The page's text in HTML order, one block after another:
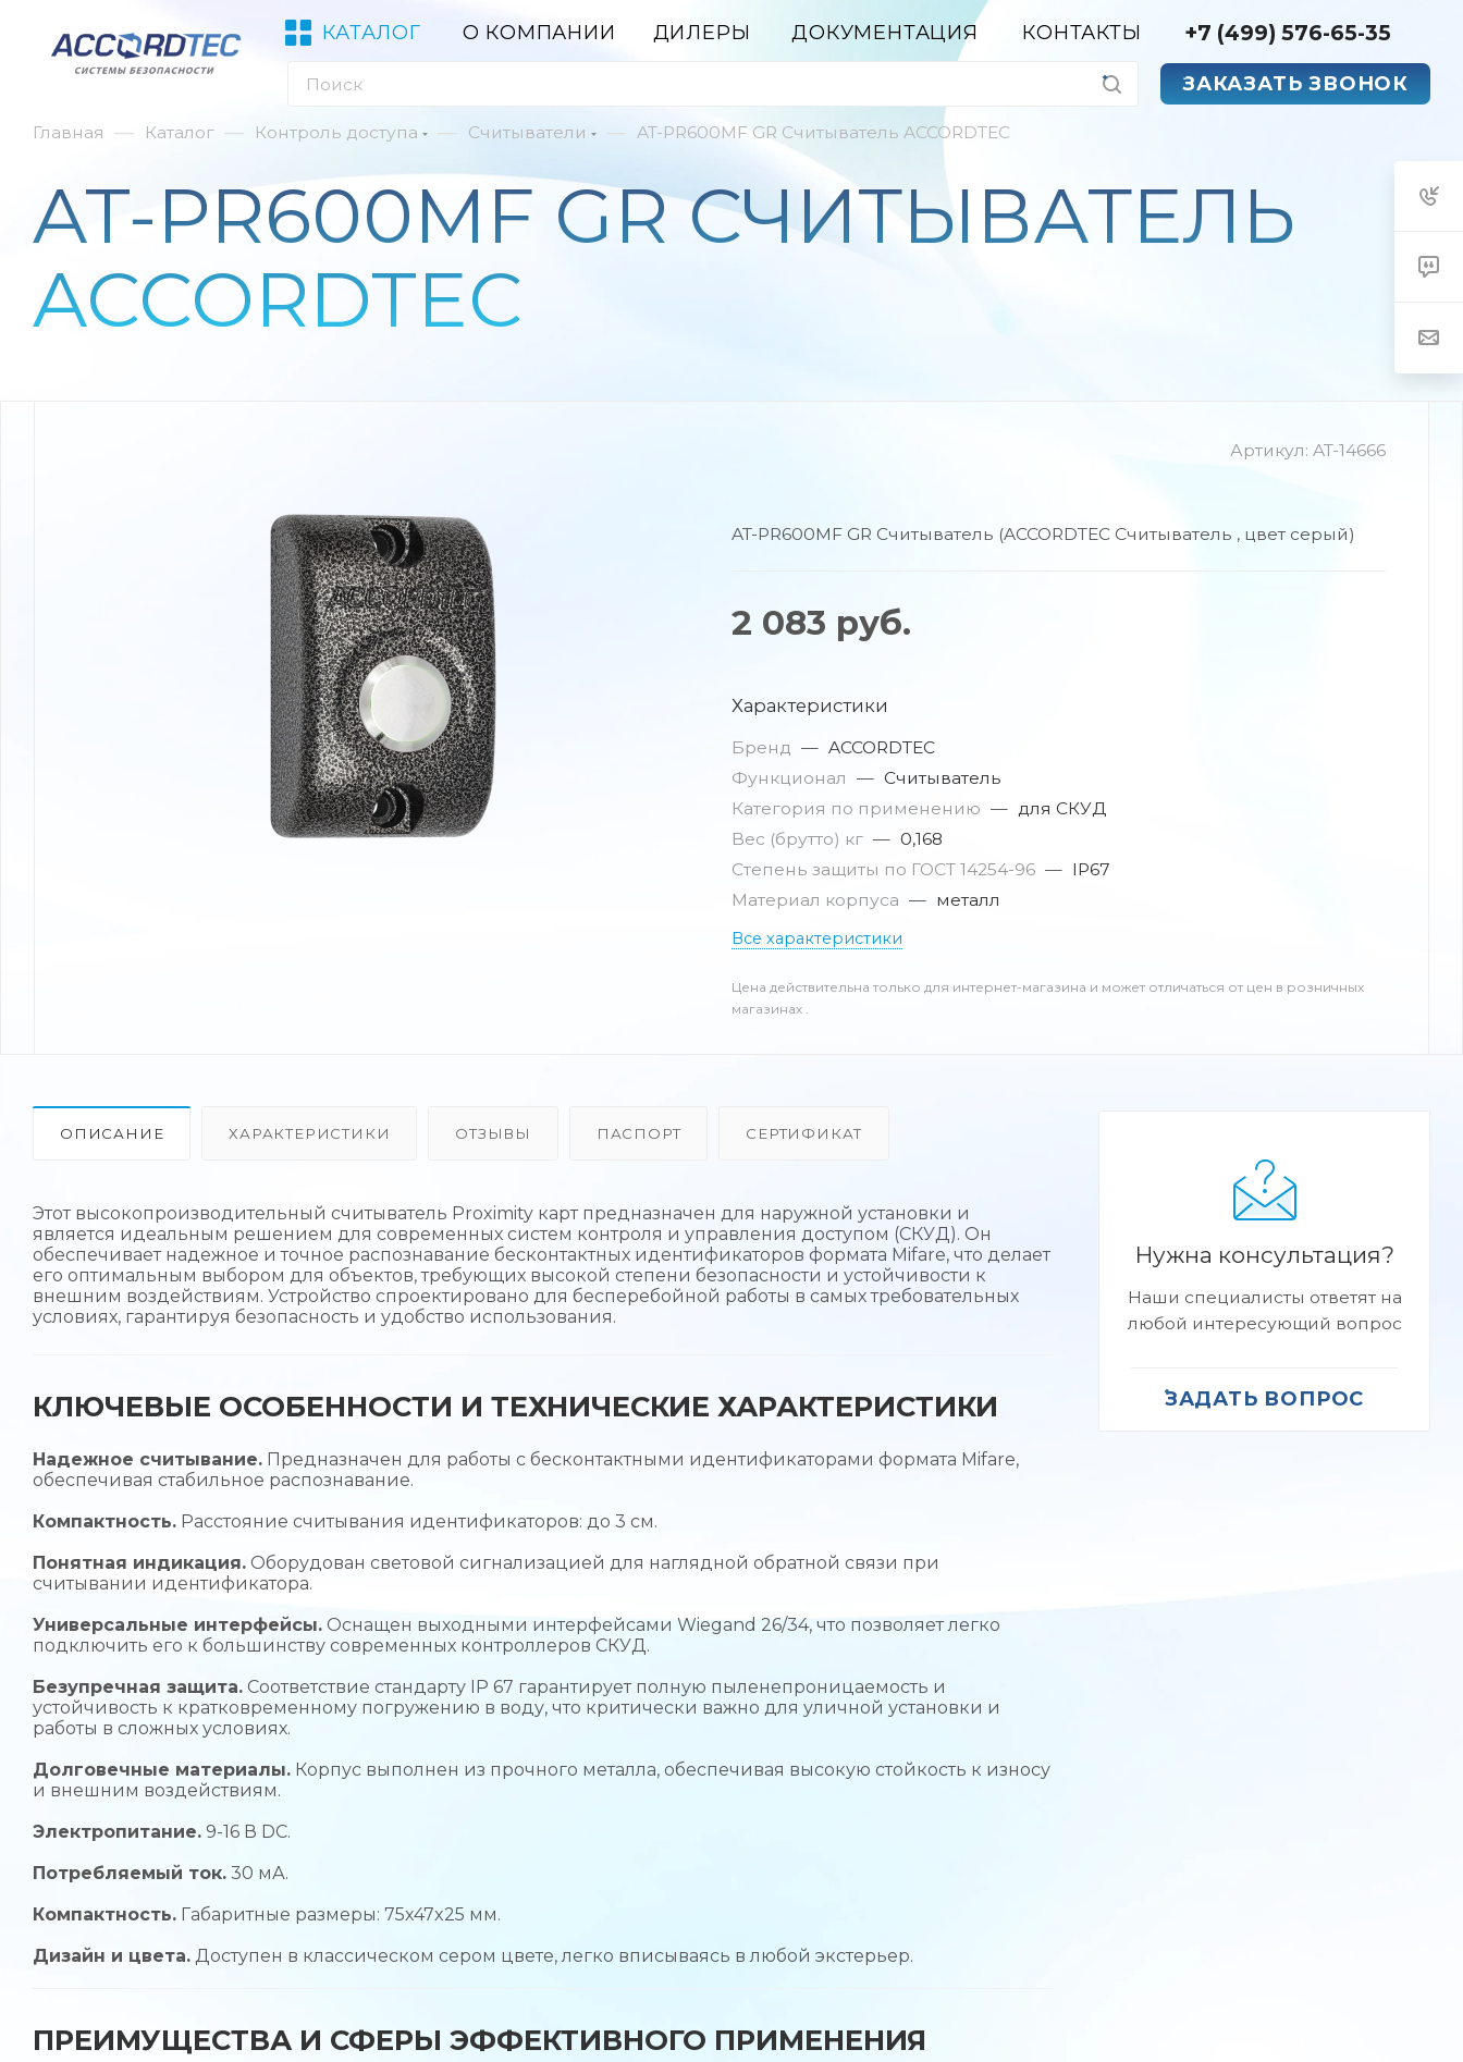
+7 (499) 576-65-35
ЗАКАЗАТЬ ЗВОНОК
КАТАЛОГ О КОМПАНИИ ДИЛЕРЫ ДОКУМЕНТАЦИЯ КОНТАКТЫ
Главная — Каталог — Контроль доступа — Считыватели — AT-PR600MF GR Считыватель ACCORDTEC
AT-PR600MF GR СЧИТЫВАТЕЛЬ
ACCORDTEC
Артикул: AT-14666
AT-PR600MF GR Считыватель (ACCORDTEC Считыватель , цвет серый)
2 083 руб.
Характеристики
Бренд — ACCORDTEC
Функционал — Считыватель
Категория по применению — для СКУД
Вес (брутто) кг — 0,168
Степень защиты по ГОСТ 14254-96 — IP67
Материал корпуса — металл
Все характеристики
Цена действительна только для интернет-магазина и может отличаться от цен в розничных
магазинах .
ОПИСАНИЕ ХАРАКТЕРИСТИКИ ОТЗЫВЫ ПАСПОРТ СЕРТИФИКАТ
Этот высокопроизводительный считыватель Proximity карт предназначен для наружной установки и
является идеальным решением для современных систем контроля и управления доступом (СКУД). Он
обеспечивает надежное и точное распознавание бесконтактных идентификаторов формата Mifare, что делает
его оптимальным выбором для объектов, требующих высокой степени безопасности и устойчивости к
внешним воздействиям. Устройство спроектировано для бесперебойной работы в самых требовательных
условиях, гарантируя безопасность и удобство использования.
КЛЮЧЕВЫЕ ОСОБЕННОСТИ И ТЕХНИЧЕСКИЕ ХАРАКТЕРИСТИКИ
Надежное считывание. Предназначен для работы с бесконтактными идентификаторами формата Mifare,
обеспечивая стабильное распознавание.
Компактность. Расстояние считывания идентификаторов: до 3 см.
Понятная индикация. Оборудован световой сигнализацией для наглядной обратной связи при
считывании идентификатора.
Универсальные интерфейсы. Оснащен выходными интерфейсами Wiegand 26/34, что позволяет легко
подключить его к большинству современных контроллеров СКУД.
Безупречная защита. Соответствие стандарту IP 67 гарантирует полную пыленепроницаемость и
устойчивость к кратковременному погружению в воду, что критически важно для уличной установки и
работы в сложных условиях.
Долговечные материалы. Корпус выполнен из прочного металла, обеспечивая высокую стойкость к износу
и внешним воздействиям.
Электропитание. 9-16 В DC.
Потребляемый ток. 30 мА.
Компактность. Габаритные размеры: 75x47x25 мм.
Дизайн и цвета. Доступен в классическом сером цвете, легко вписываясь в любой экстерьер.
ПРЕИМУЩЕСТВА И СФЕРЫ ЭФФЕКТИВНОГО ПРИМЕНЕНИЯ
Нужна консультация?
Наши специалисты ответят на
любой интересующий вопрос
ЗАДАТЬ ВОПРОС